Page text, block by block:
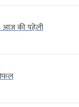
आज की पहेली